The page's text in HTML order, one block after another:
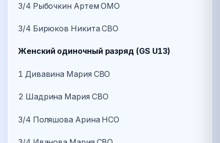
3/4 Рыбочкин Артем ОМО
3/4 Бирюков Никита СВО
Женский одиночный разряд (GS U13)
1 Дивавина Мария СВО
2 Шадрина Мария СВО
3/4 Поляшова Арина НСО